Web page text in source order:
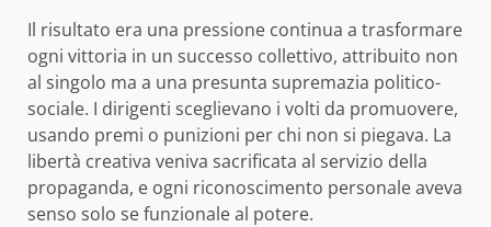
Il risultato era una pressione continua a trasformare
ogni vittoria in un successo collettivo, attribuito non
al singolo ma a una presunta supremazia politico-
sociale. I dirigenti sceglievano i volti da promuovere,
usando premi o punizioni per chi non si piegava. La
libertà creativa veniva sacrificata al servizio della
propaganda, e ogni riconoscimento personale aveva
senso solo se funzionale al potere.